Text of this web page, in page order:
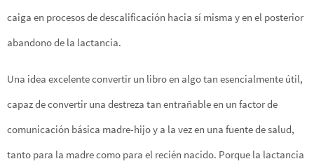
caiga en procesos de descalificación hacia sí misma y en el posterior
abandono de la lactancia.
Una idea excelente convertir un libro en algo tan esencialmente útil,
capaz de convertir una destreza tan entrañable en un factor de
comunicación básica madre-hijo y a la vez en una fuente de salud,
tanto para la madre como para el recién nacido. Porque la lactancia